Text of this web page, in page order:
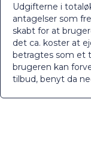
Udgifterne i
antagelser som
skabt for at
det ca. koster at
betragtes som et
brugeren kan
tilbud, benyt da